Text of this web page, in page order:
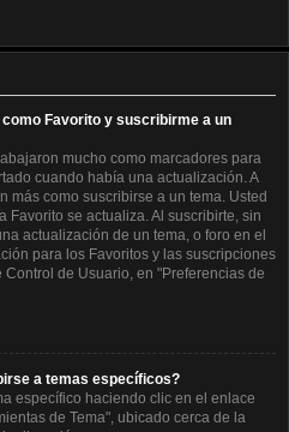
Favorito y suscribirme a un
mucho como marcadores para
cuando había una actualización. A
más como suscribirse a un tema. Usted
Favorito se actualiza. Al suscribirte, sin
actualización de un tema, o foro en el
para los Favoritos y las suscripciones
de Usuario, en "Preferencias de
a temas específicos?
específico haciendo clic en el enlace
de Tema", ubicado cerca de la